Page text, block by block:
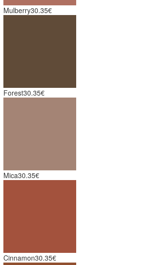
Mulberry30.35€
Forest30.35€
Mica30.35€
Cinnamon30.35€